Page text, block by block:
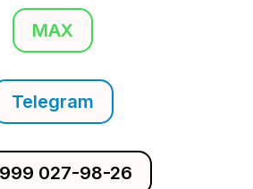
MAX
Telegram
027-98-26